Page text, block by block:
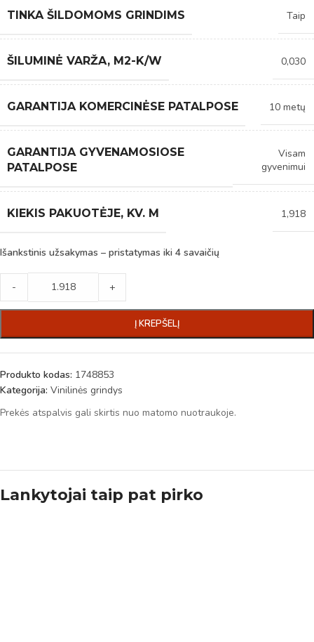
TINKA ŠILDOMOMS GRINDIMS Taip
ŠILUMINĖ VARŽA, M2-K/W 0,030
GARANTIJA KOMERCINĖSE PATALPOSE 10 metų
GARANTIJA GYVENAMOSIOSE
PATALPOSE
Visam
gyvenimui
KIEKIS PAKUOTĖJE, KV. M 1,918
Išankstinis užsakymas – pristatymas iki 4 savaičių
- +
Į KREPŠELĮ
Produkto kodas: 1748853
Kategorija: Vinilinės grindys
Prekės atspalvis gali skirtis nuo matomo nuotraukoje.
Lankytojai taip pat pirko